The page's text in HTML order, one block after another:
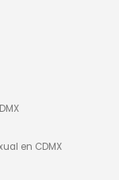
en CDMX